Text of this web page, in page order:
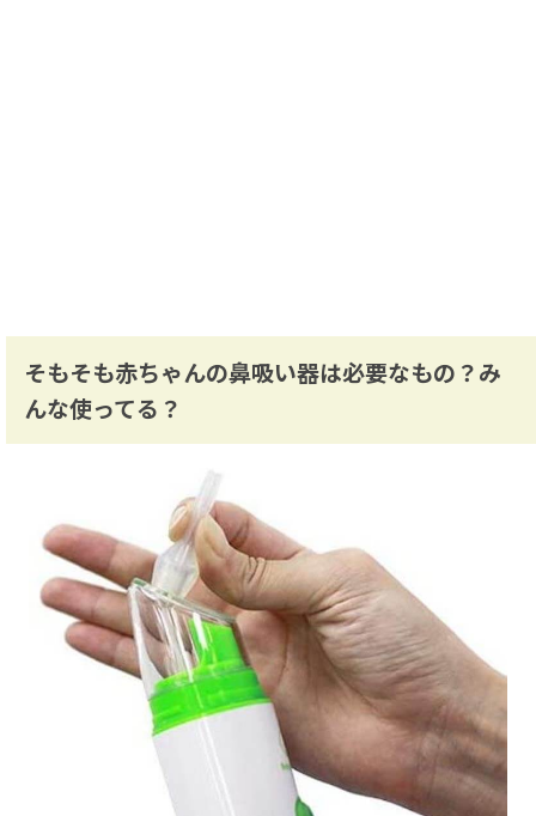
そもそも赤ちゃんの鼻吸い器は必要なもの？み
んな使ってる？